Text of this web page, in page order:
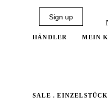
HÄNDLER MEIN
SALE .
Sign up